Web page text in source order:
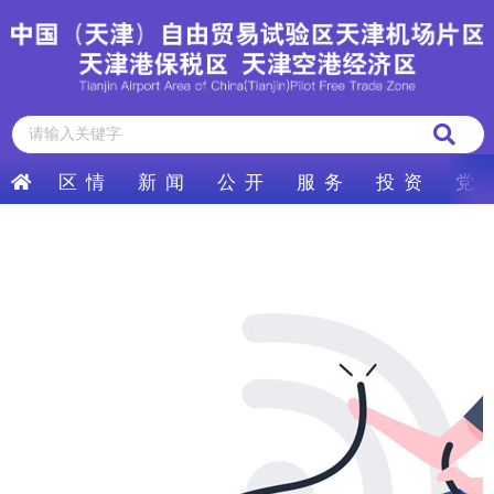
区 情 新 闻 公 开 服 务 投 资 党